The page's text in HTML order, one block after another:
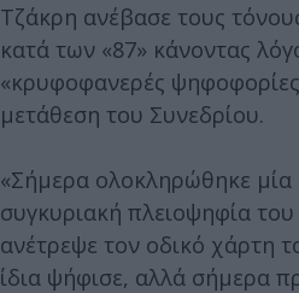
Τζάκρη ανέβασε τους
κατά των «87» κάνοντας
«κρυφοφανερές
μετάθεση του Συνεδρίου.
«Σήμερα ολοκληρώθηκε μία
συγκυριακή πλειοψηφία
ανέτρεψε τον οδικό χάρτη
ίδια ψήφισε, αλλά σήμερα